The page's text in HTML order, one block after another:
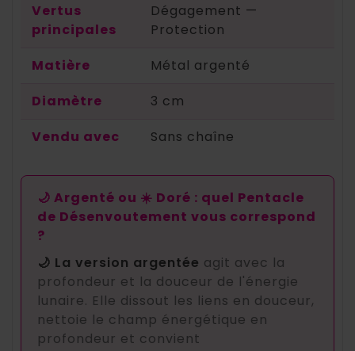
Vertus
principales
Dégagement —
Protection
Matière
Métal argenté
Diamètre
3 cm
Vendu avec
Sans chaîne
🌙 Argenté ou ☀️ Doré : quel Pentacle
de Désenvoutement vous correspond
?
🌙 La version argentée agit avec la
profondeur et la douceur de l'énergie
lunaire. Elle dissout les liens en douceur,
nettoie le champ énergétique en
profondeur et convient